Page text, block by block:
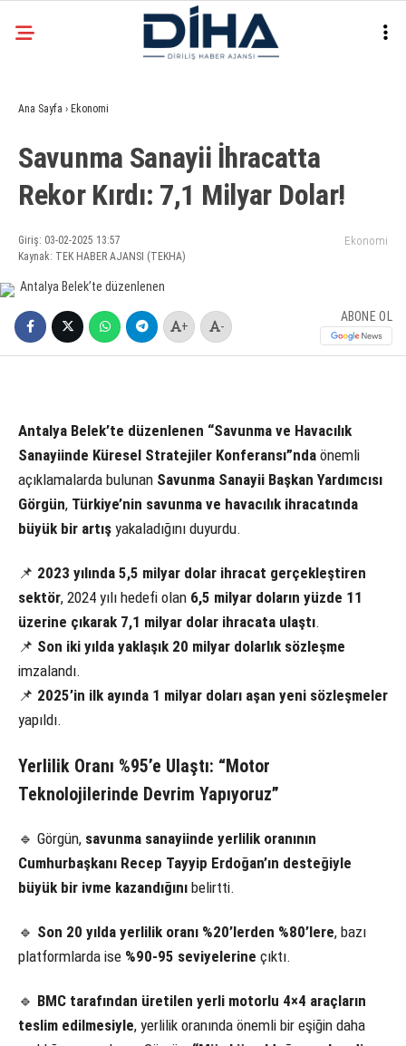
30.1°
ANKARA
EKONOMI
SIYASET
SPOR
TEKNOLOJI
Ana Sayfa › Ekonomi
Savunma Sanayii İhracatta
Rekor Kırdı: 7,1 Milyar Dolar!
Giriş: 03-02-2025 13:57
Kaynak: TEK HABER AJANSI (TEKHA)
Ekonomi
+ -
ABONE OL
Antalya Belek’te düzenlenen “Savunma ve Havacılık
Sanayiinde Küresel Stratejiler Konferansı”nda önemli
açıklamalarda bulunan Savunma Sanayii Başkan Yardımcısı
Görgün, Türkiye’nin savunma ve havacılık ihracatında
büyük bir artış yakaladığını duyurdu.
📌 2023 yılında 5,5 milyar dolar ihracat gerçekleştiren
sektör, 2024 yılı hedefi olan 6,5 milyar doların yüzde 11
üzerine çıkarak 7,1 milyar dolar ihracata ulaştı.
📌 Son iki yılda yaklaşık 20 milyar dolarlık sözleşme
imzalandı.
📌 2025’in ilk ayında 1 milyar doları aşan yeni sözleşmeler
yapıldı.
Yerlilik Oranı %95’e Ulaştı: “Motor
Teknolojilerinde Devrim Yapıyoruz”
🔹 Görgün, savunma sanayiinde yerlilik oranının
Cumhurbaşkanı Recep Tayyip Erdoğan’ın desteğiyle
büyük bir ivme kazandığını belirtti.
🔹 Son 20 yılda yerlilik oranı %20’lerden %80’lere, bazı
platformlarda ise %90-95 seviyelerine çıktı.
🔹 BMC tarafından üretilen yerli motorlu 4×4 araçların
teslim edilmesiyle, yerlilik oranında önemli bir eşiğin daha